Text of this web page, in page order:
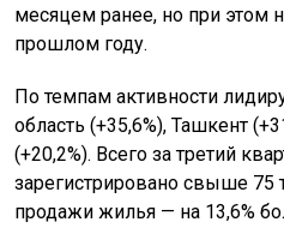
месяцем ранее, но при этом
прошлом году.
По темпам активности
область (+35,6%), Ташкент
(+20,2%). Всего за третий
зарегистрировано свыше 75
продажи жилья — на 13,6%